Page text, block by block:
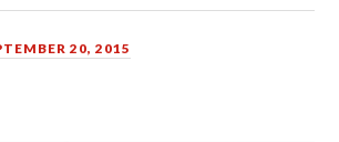
20, 2015